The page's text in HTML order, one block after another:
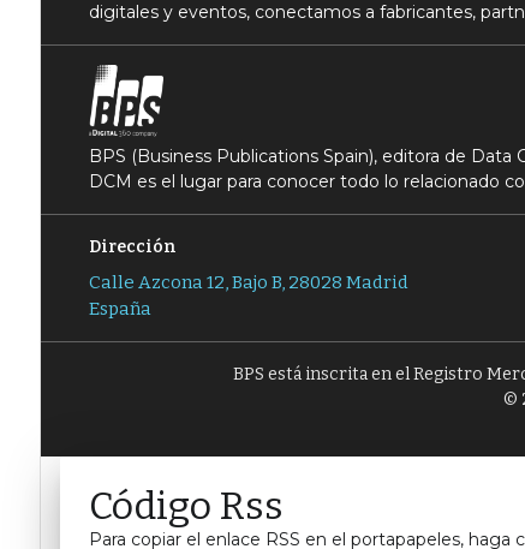
digitales y eventos, conectamos a fabricantes,
BPS (Business Publications Spain), editora de
DCM es el lugar para conocer todo lo relacionado
Dirección
Calle Azcona 12, Bajo B, 28028 Madrid
España
BPS está inscrita en el Registro
©
Código Rss
Para copiar el enlace RSS en el portapapeles, haga